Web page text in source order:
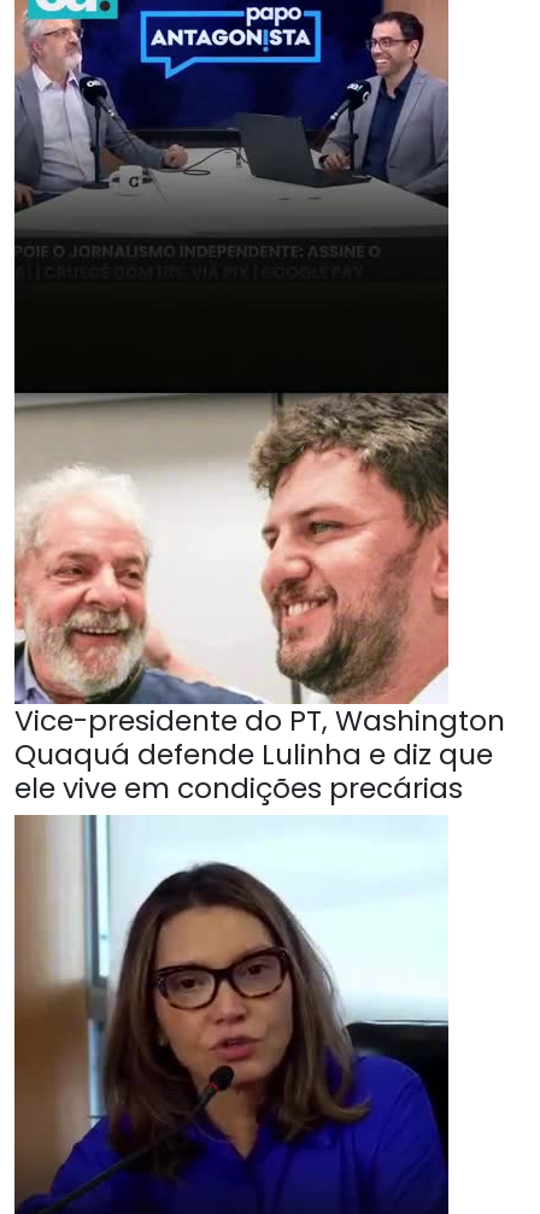
Vice-presidente do PT, Washington
Quaquá defende Lulinha e diz que
ele vive em condições precárias